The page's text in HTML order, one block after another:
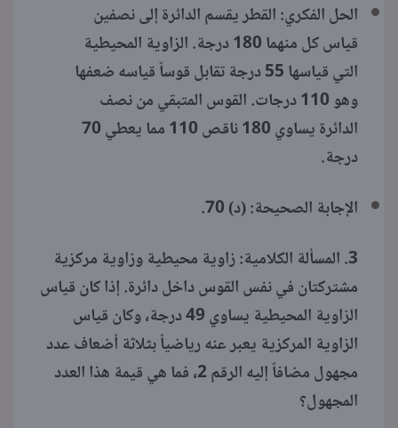
الحل الفكري: القطر يقسم الدائرة إلى نصفين
قياس كل منهما 180 درجة. الزاوية المحيطية
التي قياسها 55 درجة تقابل قوساً قياسه ضعفها
وهو 110 درجات. القوس المتبقي من نصف
الدائرة يساوي 180 ناقص 110 مما يعطي 70
درجة.
الإجابة الصحيحة: (د) 70.
3. المسألة الكلامية: زاوية محيطية وزاوية مركزية
مشتركتان في نفس القوس داخل دائرة. إذا كان قياس
الزاوية المحيطية يساوي 49 درجة، وكان قياس
الزاوية المركزية يعبر عنه رياضياً بثلاثة أضعاف عدد
مجهول مضافاً إليه الرقم 2، فما هي قيمة هذا العدد
المجهول؟